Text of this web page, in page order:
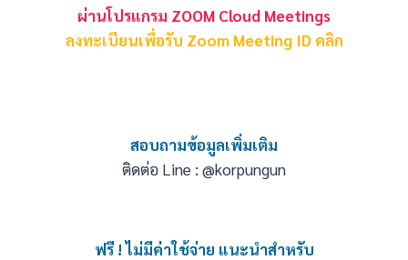
ผ่านโปรแกรม ZOOM Cloud Meetings
ลงทะเบียนเพื่อรับ Zoom Meeting ID คลิก
สอบถามข้อมูลเพิ่มเติม
ติดต่อ Line : @korpungun
ฟรี ! ไม่มีค่าใช้จ่าย แนะนำสำหรับ